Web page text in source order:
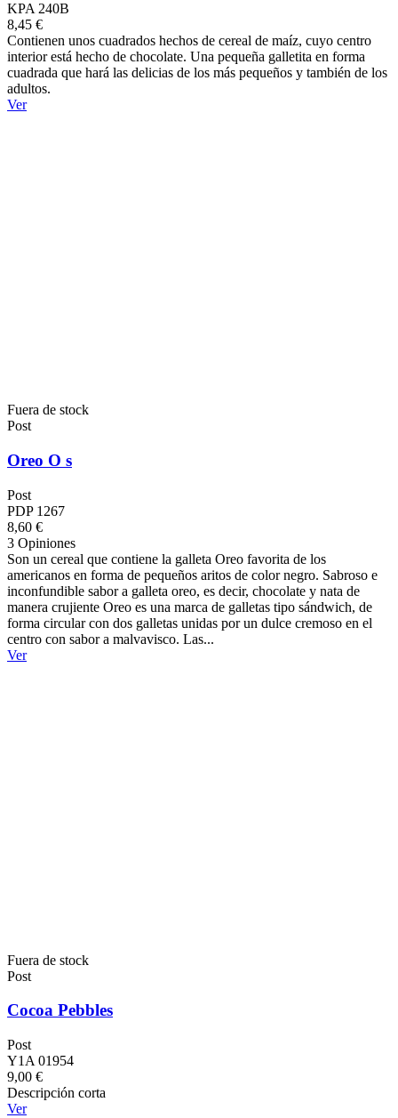
KPA 240B
8,45 €
Contienen unos cuadrados hechos de cereal de maíz, cuyo centro
interior está hecho de chocolate. Una pequeña galletita en forma
cuadrada que hará las delicias de los más pequeños y también de los
adultos.
Ver
Fuera de stock
Post
Oreo O s
Post
PDP 1267
8,60 €
3 Opiniones
Son un cereal que contiene la galleta Oreo favorita de los
americanos en forma de pequeños aritos de color negro. Sabroso e
inconfundible sabor a galleta oreo, es decir, chocolate y nata de
manera crujiente Oreo es una marca de galletas tipo sándwich, de
forma circular con dos galletas unidas por un dulce cremoso en el
centro con sabor a malvavisco. Las...
Ver
Fuera de stock
Post
Cocoa Pebbles
Post
Y1A 01954
9,00 €
Descripción corta
Ver